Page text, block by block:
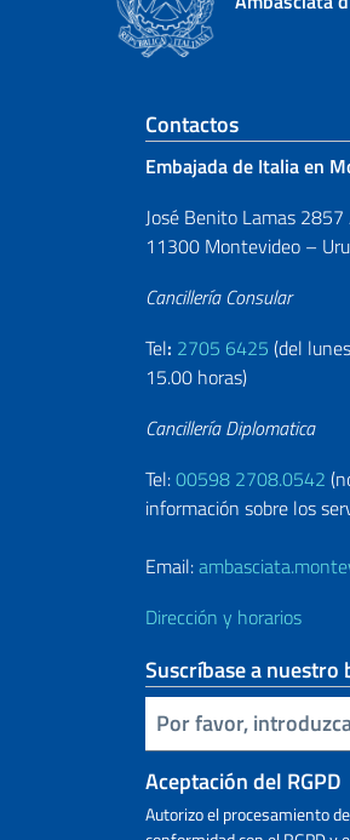
Sezione
Contactos
Embajada de Italia en
José Benito Lamas
11300 Montevideo –
Cancillería Consular
Tel: 2705 6425 (del
15.00 horas)
Cancillería Diplomatica
Tel:00598 2708.0542
información sobre los
Email:
Dirección y horarios
Suscríbase a
Inserta tu correo electronico
Aceptación del RGPD
Autorizo ​​el procesamiento